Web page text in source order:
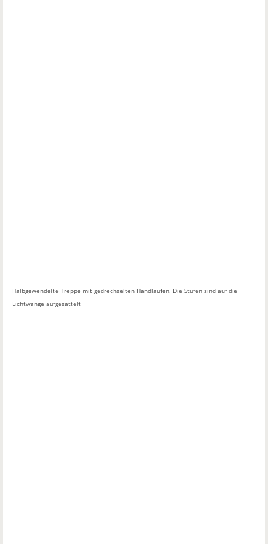
Halbgewendelte Treppe mit gedrechselten Handläufen. Die Stufen sind auf die
Lichtwange aufgesattelt